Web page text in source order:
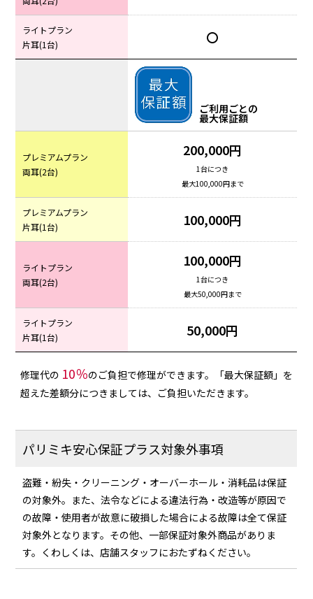
ライトプラン
片耳(1台)
〇
ご利用ごとの
最大保証額
プレミアムプラン
両耳(2台)
200,000円
1台につき
最大100,000円まで
プレミアムプラン
片耳(1台)
100,000円
ライトプラン
両耳(2台)
100,000円
1台につき
最大50,000円まで
ライトプラン
片耳(1台)
50,000円
修理代の 10％のご負担で修理ができます。「最大保証額」を
超えた差額分につきましては、ご負担いただきます。
パリミキ安心保証プラス対象外事項
盗難・紛失・クリーニング・オーバーホール・消耗品は保証
の対象外。また、法令などによる違法行為・改造等が原因で
の故障・使用者が故意に破損した場合による故障は全て保証
対象外となります。その他、一部保証対象外商品がありま
す。くわしくは、店舗スタッフにおたずねください。